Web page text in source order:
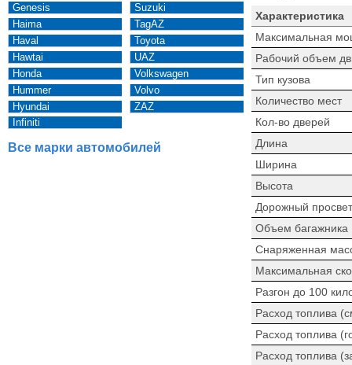
Genesis
Haima
Haval
Hawtai
Honda
Hummer
Hyundai
Infiniti
Suzuki
TagAZ
Toyota
UAZ
Volkswagen
Volvo
ZAZ
Все марки автомобилей
Характеристика
Максимальная
Рабочий объем
Тип кузова
Количество мест
Кол-во дверей
Длина
Ширина
Высота
Дорожный просвет
Объем багажника
Снаряженная
Максимальная
Разгон до 100
Расход топлива
Расход топлива
Расход топлива